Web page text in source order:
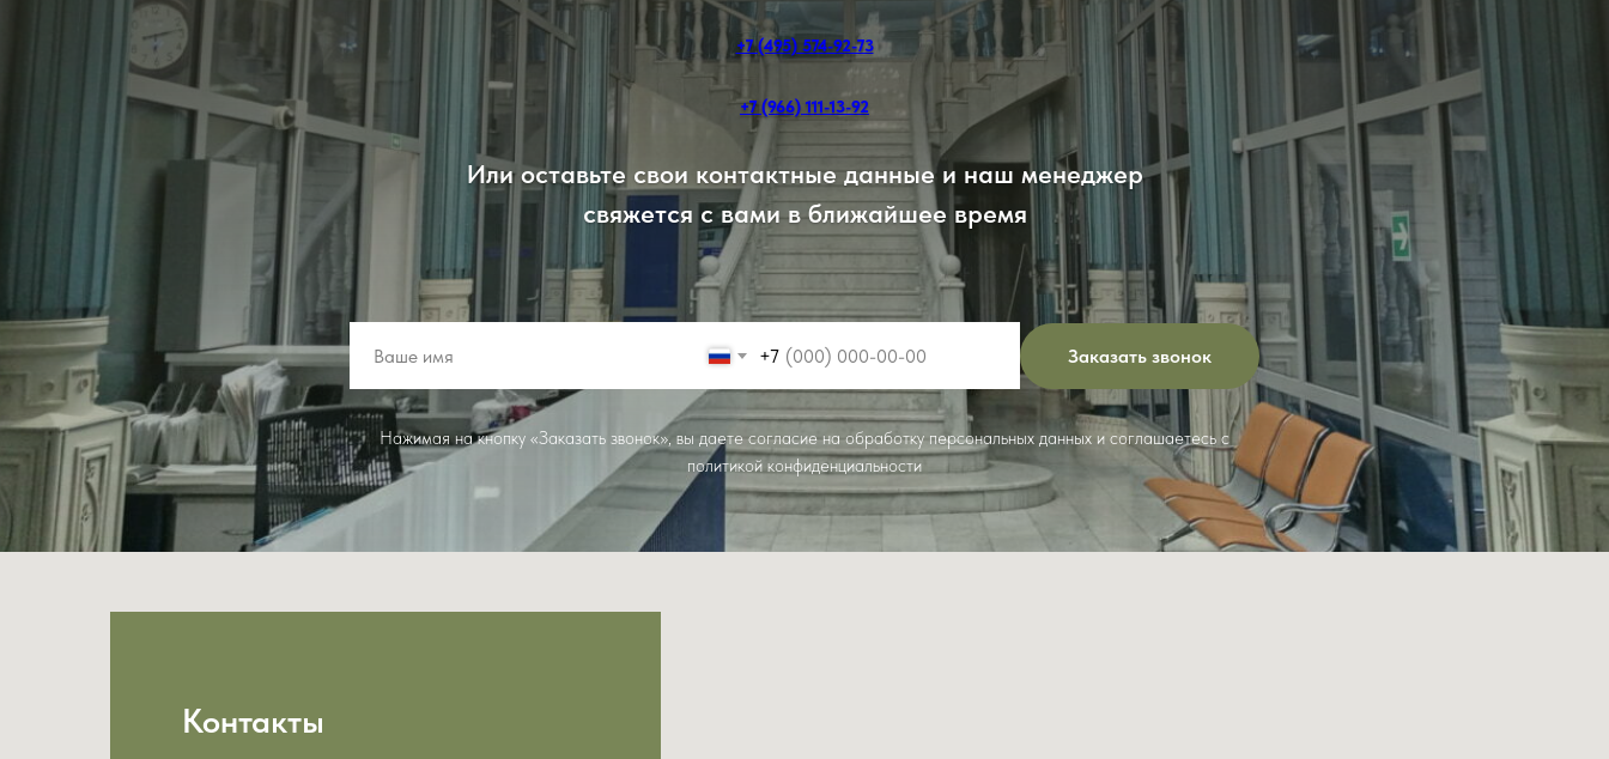
+7 (495) 574-92-73
+7 (966) 111-13-92
Или оставьте свои контактные данные и наш менеджер
свяжется с вами в ближайшее время
+7 Заказать звонок
Нажимая на кнопку «Заказать звонок», вы даете согласие на обработку персональных данных и соглашаетесь c
политикой конфиденциальности
Контакты